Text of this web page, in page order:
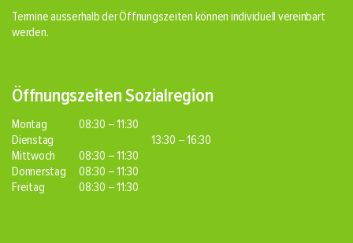
Termine ausserhalb der Öffnungszeiten können individuell vereinbart
werden.
Öffnungszeiten Sozialregion
Montag
08:30 – 11:30
Dienstag
13:30 – 16:30
Mittwoch
08:30 – 11:30
Donnerstag
08:30 – 11:30
Freitag
08:30 – 11:30